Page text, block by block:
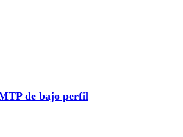
de bajo perfil